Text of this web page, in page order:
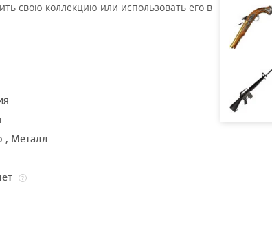
свою коллекцию или использовать его в
, Металл
?